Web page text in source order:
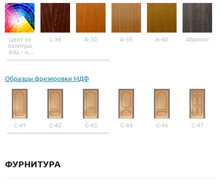
Цвет из
палитры
RAL - на
выбор
L-36 A-30 A-35 A-40 Абрикос
Образцы фрезеровки МДФ
С-41 С-42 С-43 С-44 С-46 С-47
ФУРНИТУРА